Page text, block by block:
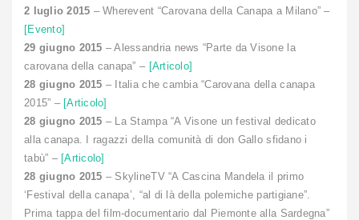
2 luglio 2015 – Wherevent “Carovana della Canapa a Milano” –
[Evento]
29 giugno 2015 – Alessandria news “Parte da Visone la
carovana della canapa” – [Articolo]
28 giugno 2015 – Italia che cambia “Carovana della canapa
2015” – [Articolo]
28 giugno 2015 – La Stampa “A Visone un festival dedicato
alla canapa. I ragazzi della comunità di don Gallo sfidano i
tabù” – [Articolo]
28 giugno 2015 – SkylineTV “A Cascina Mandela il primo
‘Festival della canapa’, “al di là della polemiche partigiane”.
Prima tappa del film-documentario dal Piemonte alla Sardegna”